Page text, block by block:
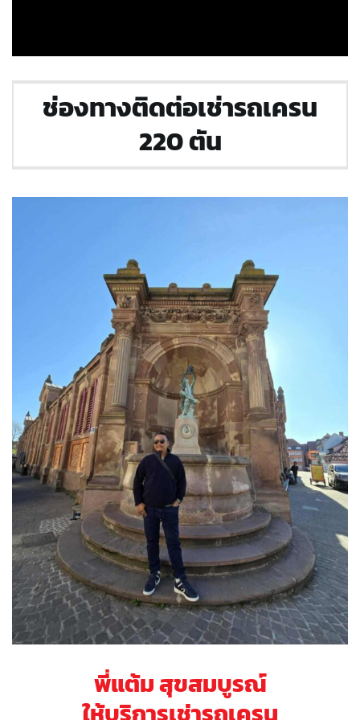
ช่องทางติดต่อเช่ารถเครน
220 ตัน
พี่แต้ม สุขสมบูรณ์